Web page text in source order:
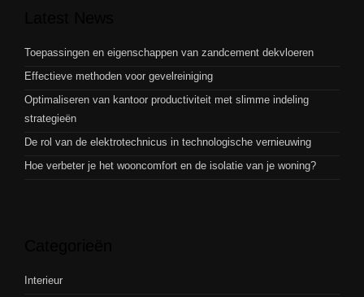
Toepassingen en eigenschappen van zandcement dekvloeren
Effectieve methoden voor gevelreiniging
Optimaliseren van kantoor productiviteit met slimme indeling
strategieën
De rol van de elektrotechnicus in technologische vernieuwing
Hoe verbeter je het wooncomfort en de isolatie van je woning?
Interieur